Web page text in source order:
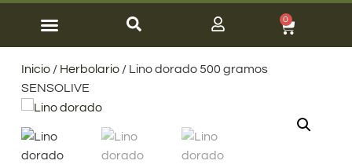
0
Inicio/ Herbolario/ Lino dorado 500 gramos
SENSOLIVE